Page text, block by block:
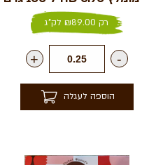
רק ₪89.00 לק"ג
-
+
הוספה לעגלה